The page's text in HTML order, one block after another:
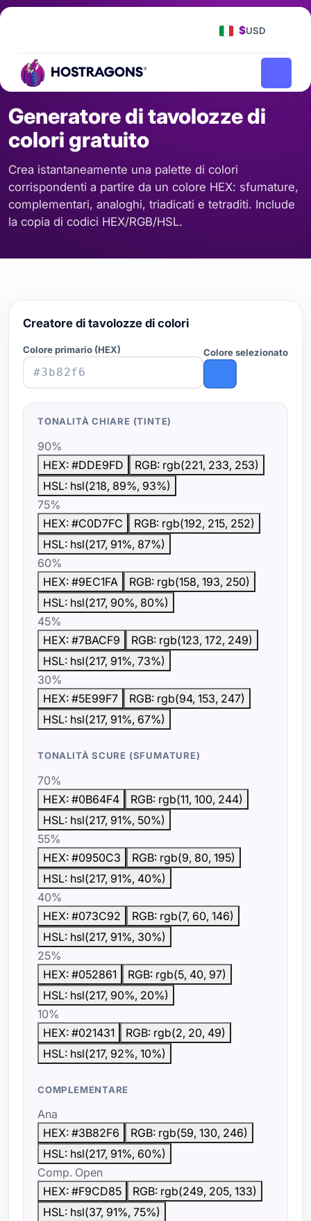
$USD
CALCOLO
Generatore di tavolozze di
colori gratuito
Crea istantaneamente una palette di colori
corrispondenti a partire da un colore HEX: sfumature,
complementari, analoghi, triadicati e tetraditi. Include
la copia di codici HEX/RGB/HSL.
Creatore di tavolozze di colori
Colore primario (HEX) Colore selezionato
TONALITÀ CHIARE (TINTE)
90%
HEX: #DDE9FD
RGB: rgb(221, 233, 253)
HSL: hsl(218, 89%, 93%)
75%
HEX: #C0D7FC
RGB: rgb(192, 215, 252)
HSL: hsl(217, 91%, 87%)
60%
HEX: #9EC1FA
RGB: rgb(158, 193, 250)
HSL: hsl(217, 90%, 80%)
45%
HEX: #7BACF9
RGB: rgb(123, 172, 249)
HSL: hsl(217, 91%, 73%)
30%
HEX: #5E99F7
RGB: rgb(94, 153, 247)
HSL: hsl(217, 91%, 67%)
TONALITÀ SCURE (SFUMATURE)
70%
HEX: #0B64F4
RGB: rgb(11, 100, 244)
HSL: hsl(217, 91%, 50%)
55%
HEX: #0950C3
RGB: rgb(9, 80, 195)
HSL: hsl(217, 91%, 40%)
40%
HEX: #073C92
RGB: rgb(7, 60, 146)
HSL: hsl(217, 91%, 30%)
25%
HEX: #052861
RGB: rgb(5, 40, 97)
HSL: hsl(217, 90%, 20%)
10%
HEX: #021431
RGB: rgb(2, 20, 49)
HSL: hsl(217, 92%, 10%)
COMPLEMENTARE
Ana
HEX: #3B82F6
RGB: rgb(59, 130, 246)
HSL: hsl(217, 91%, 60%)
Comp. Open
HEX: #F9CD85
RGB: rgb(249, 205, 133)
HSL: hsl(37, 91%, 75%)